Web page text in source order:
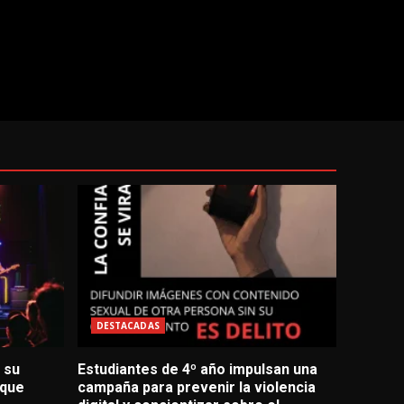
su
DESTACADAS
Estudiantes de 4º año impulsan una
campaña para prevenir la violencia